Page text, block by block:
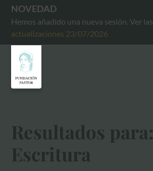
NOVEDAD
Hemos añadido una nueva sesión. Ver las
actualizaciones 23/07/2026
Resultados para:
Escritura